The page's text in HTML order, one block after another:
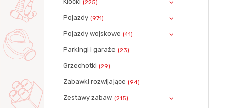
Klocki (225)
Pojazdy (971)
Pojazdy wojskowe (41)
Parkingi i garaże (23)
Grzechotki (29)
Zabawki rozwijające (94)
Zestawy zabaw (215)